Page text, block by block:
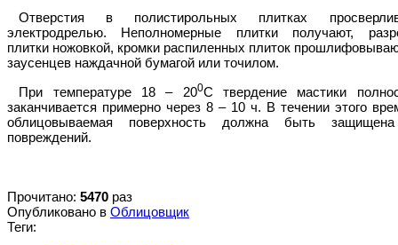
Отверстия в полистирольных плитках
электродрелью. Неполномерные плитки получают,
плитки ножовкой, кромки распиленных плиток
заусенцев наждачной бумагой или точилом.
При температуре 18 – 200С твердение мастики
заканчивается примерно через 8 – 10 ч. В течении этого
облицовываемая поверхность должна быть
повреждений.
Прочитано: 5470 раз
Опубликовано в Облицовщик
Теги: